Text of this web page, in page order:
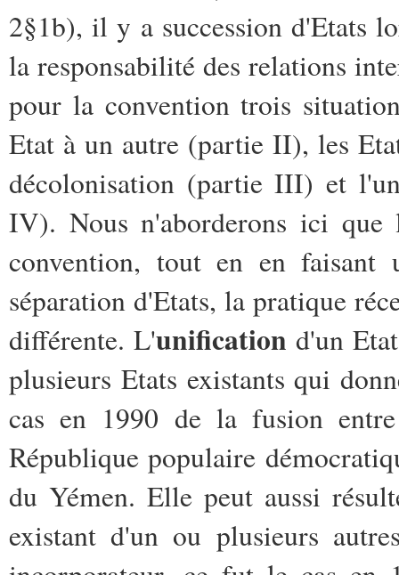
2§1b), il y a succession d'Etats
la responsabilité des relations
pour la convention trois
Etat à un autre (partie II), les
décolonisation (partie III) et
IV). Nous n'aborderons ici
convention, tout en en
séparation d'Etats, la pratique
différente. L'unification d'un
plusieurs Etats existants qui
cas en 1990 de la fusion
République populaire
du Yémen. Elle peut aussi
existant d'un ou plusieurs